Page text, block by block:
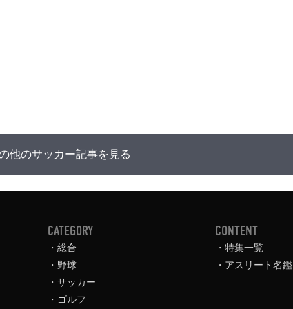
他のサッカー記事を見る
CATEGORY
総合
野球
サッカー
ゴルフ
CONTENT
特集一覧
アスリート名鑑